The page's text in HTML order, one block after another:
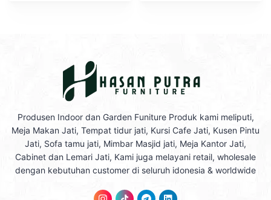
Produsen Indoor dan Garden Funiture Produk kami meliputi,
Meja Makan Jati, Tempat tidur jati, Kursi Cafe Jati, Kusen Pintu
Jati, Sofa tamu jati, Mimbar Masjid jati, Meja Kantor Jati,
Cabinet dan Lemari Jati, Kami juga melayani retail, wholesale
dengan kebutuhan customer di seluruh idonesia & worldwide